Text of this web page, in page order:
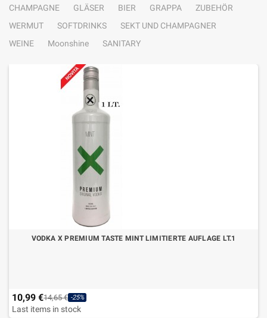
CHAMPAGNE
GLÄSER BIER GRAPPA
ZUBEHÖR
WERMUT
SOFTDRINKS
SEKT UND CHAMPAGNER
WEINE
Moonshine SANITARY
VODKA X PREMIUM TASTE MINT LIMITIERTE AUFLAGE LT.1
10,99 €14,65 € -25%
Last items in stock